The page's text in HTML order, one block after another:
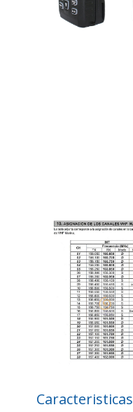
Caracteristicas